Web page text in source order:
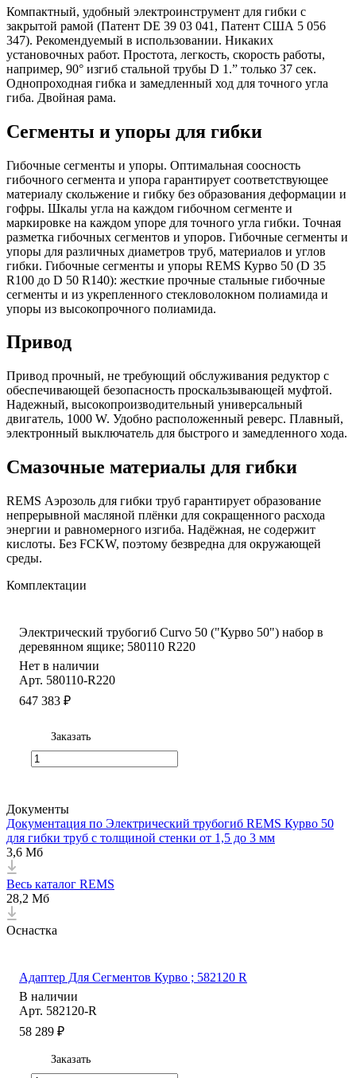
Компактный, удобный электроинструмент для гибки с
закрытой рамой (Патент DE 39 03 041, Патент США 5 056
347). Рекомендуемый в использовании. Никаких
установочных работ. Простота, легкость, скорость работы,
например, 90° изгиб стальной трубы D 1.” только 37 сек.
Однопроходная гибка и замедленный ход для точного угла
гиба. Двойная рама.
Сегменты и упоры для гибки
Гибочные сегменты и упоры. Оптимальная соосность
гибочного сегмента и упора гарантирует соответствующее
материалу скольжение и гибку без образования деформации и
гофры. Шкалы угла на каждом гибочном сегменте и
маркировке на каждом упоре для точного угла гибки. Точная
разметка гибочных сегментов и упоров. Гибочные сегменты и
упоры для различных диаметров труб, материалов и углов
гибки. Гибочные сегменты и упоры REMS Курво 50 (D 35
R100 до D 50 R140): жесткие прочные стальные гибочные
сегменты и из укрепленного стекловолокном полиамида и
упоры из высокопрочного полиамида.
Привод
Привод прочный, не требующий обслуживания редуктор с
обеспечивающей безопасность проскальзывающей муфтой.
Надежный, высокопроизводительный универсальный
двигатель, 1000 W. Удобно расположенный реверс. Плавный,
электронный выключатель для быстрого и замедленного хода.
Смазочные материалы для гибки
REMS Аэрозоль для гибки труб гарантирует образование
непрерывной масляной плёнки для сокращенного расхода
энергии и равномерного изгиба. Надёжная, не содержит
кислоты. Без FCKW, поэтому безвредна для окружающей
среды.
Комплектации
Электрический трубогиб Curvo 50 ("Курво 50") набор в
деревянном ящике; 580110 R220
Нет в наличии
Арт. 580110-R220
647 383 ₽
Заказать
Документы
Документация по Электрический трубогиб REMS Курво 50
для гибки труб с толщиной стенки от 1,5 до 3 мм
3,6 Мб
Весь каталог REMS
28,2 Мб
Оснастка
Адаптер Для Сегментов Курво ; 582120 R
В наличии
Арт. 582120-R
58 289 ₽
Заказать